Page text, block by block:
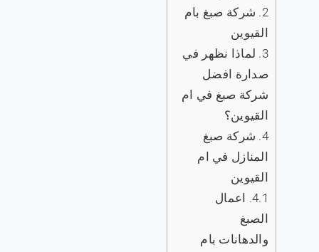
2. شركة صبغ بام
القيوين
3. لماذا نظهر في
صدارة افضل
شركة صبغ في ام
القيوين؟
4. ‏شركة صبغ
المنازل في ام
القيوين
4.1.
اعمال
الصبغ
والدهانات بام